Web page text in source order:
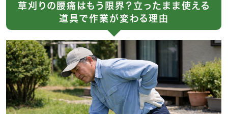
草刈りの腰痛はもう限界？立ったまま使える
道具で作業が変わる理由